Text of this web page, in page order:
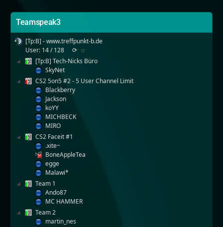
Teamspeak3
[Tp:B] - www.treffpunkt-b.de
User: 14 / 128
⟳ ◌
[Tp:B] Tech-Nicks Büro
SkyNet
CS2 5on5 #2 - 5 User Channel Limit
Blackberry
Jackson
koYY
MICHBECK
MIRO
CS2 Faceit #1
.xite~
BoneAppleTea
egge
Malawi*
Team 1
Ando87
MC HAMMER
Team 2
martin_nes